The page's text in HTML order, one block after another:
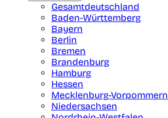
Gesamtdeutschland
Baden-Württemberg
Bayern
Berlin
Bremen
Brandenburg
Hamburg
Hessen
Mecklenburg-Vorpommern
Niedersachsen